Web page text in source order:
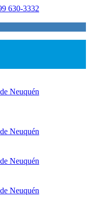
630-3332